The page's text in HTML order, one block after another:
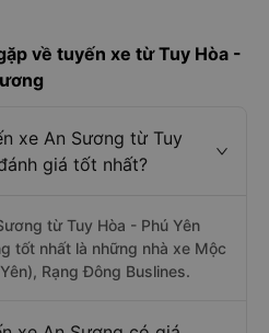
về tuyến xe từ Tuy Hòa -
xe An Sương từ Tuy
giá tốt nhất?
từ Tuy Hòa - Phú Yên
tốt nhất là những nhà xe Mộc
Rạng Đông Buslines.